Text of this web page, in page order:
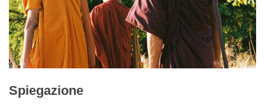
Spiegazione